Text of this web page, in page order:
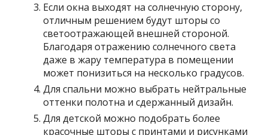
Если окна выходят на солнечную сторону,
отличным решением будут шторы со
светоотражающей внешней стороной.
Благодаря отражению солнечного света
даже в жару температура в помещении
может понизиться на несколько градусов.
Для спальни можно выбрать нейтральные
оттенки полотна и сдержанный дизайн.
Для детской можно подобрать более
красочные шторы с принтами и рисунками